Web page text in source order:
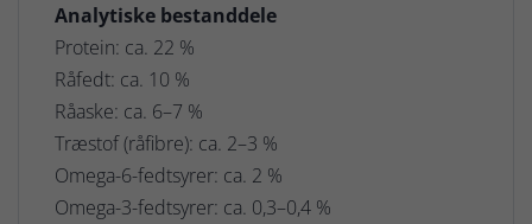
Analytiske bestanddele
Protein: ca. 22 %
Råfedt: ca. 10 %
Råaske: ca. 6–7 %
Træstof (råfibre): ca. 2–3 %
Omega-6-fedtsyrer: ca. 2 %
Omega-3-fedtsyrer: ca. 0,3–0,4 %